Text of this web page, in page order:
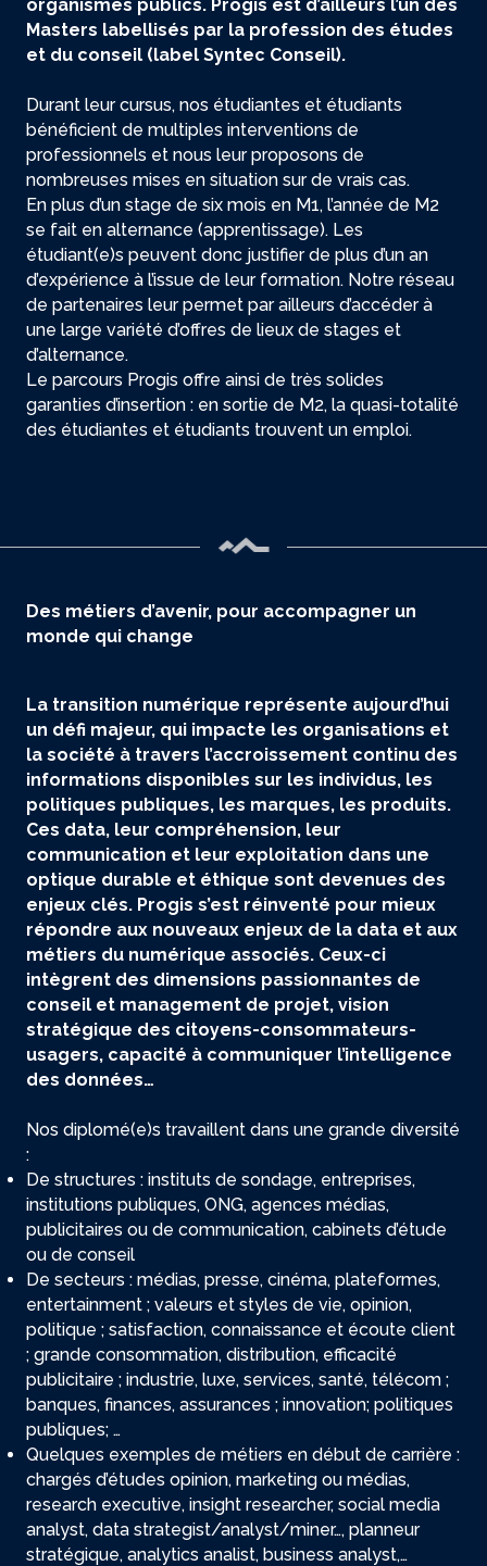
organismes publics. Progis est d’ailleurs l’un des
Masters labellisés par la profession des études
et du conseil (label Syntec Conseil).
Durant leur cursus, nos étudiantes et étudiants
bénéficient de multiples interventions de
professionnels et nous leur proposons de
nombreuses mises en situation sur de vrais cas.
En plus d’un stage de six mois en M1, l’année de M2
se fait en alternance (apprentissage). Les
étudiant(e)s peuvent donc justifier de plus d’un an
d’expérience à l’issue de leur formation. Notre réseau
de partenaires leur permet par ailleurs d’accéder à
une large variété d’offres de lieux de stages et
d’alternance.
Le parcours Progis offre ainsi de très solides
garanties d’insertion : en sortie de M2, la quasi-totalité
des étudiantes et étudiants trouvent un emploi.
Des métiers d’avenir, pour accompagner un
monde qui change
La transition numérique représente aujourd’hui
un défi majeur, qui impacte les organisations et
la société à travers l’accroissement continu des
informations disponibles sur les individus, les
politiques publiques, les marques, les produits.
Ces data, leur compréhension, leur
communication et leur exploitation dans une
optique durable et éthique sont devenues des
enjeux clés. Progis s’est réinventé pour mieux
répondre aux nouveaux enjeux de la data et aux
métiers du numérique associés. Ceux-ci
intègrent des dimensions passionnantes de
conseil et management de projet, vision
stratégique des citoyens-consommateurs-
usagers, capacité à communiquer l’intelligence
des données…
Nos diplomé(e)s travaillent dans une grande diversité
:
De structures : instituts de sondage, entreprises,
institutions publiques, ONG, agences médias,
publicitaires ou de communication, cabinets d’étude
ou de conseil
De secteurs : médias, presse, cinéma, plateformes,
entertainment ; valeurs et styles de vie, opinion,
politique ; satisfaction, connaissance et écoute client
; grande consommation, distribution, efficacité
publicitaire ; industrie, luxe, services, santé, télécom ;
banques, finances, assurances ; innovation; politiques
publiques; …
Quelques exemples de métiers en début de carrière :
chargés d’études opinion, marketing ou médias,
research executive, insight researcher, social media
analyst, data strategist/analyst/miner…, planneur
stratégique, analytics analist, business analyst,…